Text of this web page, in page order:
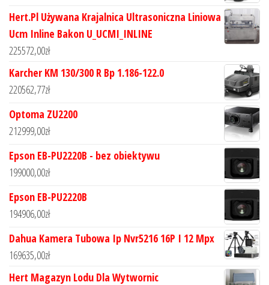
Hert.Pl Używana Krajalnica Ultrasoniczna Liniowa
Ucm Inline Bakon U_UCMI_INLINE
225572,00zł
Karcher KM 130/300 R Bp 1.186-122.0
220562,77zł
Optoma ZU2200
212999,00zł
Epson EB-PU2220B - bez obiektywu
199000,00zł
Epson EB-PU2220B
194906,00zł
Dahua Kamera Tubowa Ip Nvr5216 16P I 12 Mpx
169635,00zł
Hert Magazyn Lodu Dla Wytwornic